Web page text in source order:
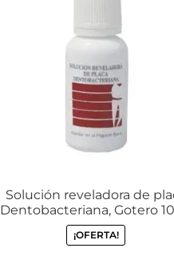
Solución reveladora de
Dentobacteriana, Gotero
¡OFERTA!